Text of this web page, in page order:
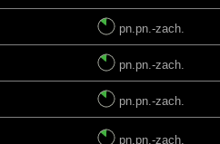
pn.pn.-zach.
pn.pn.-zach.
pn.pn.-zach.
pn.pn.-zach.